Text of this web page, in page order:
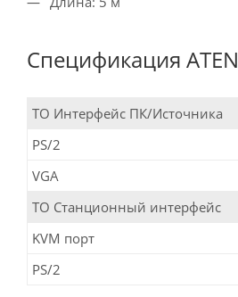
Спецификация
ТО Интерфейс ПК/Источника
PS/2
VGA
ТО Станционный интерфейс
KVM порт
PS/2